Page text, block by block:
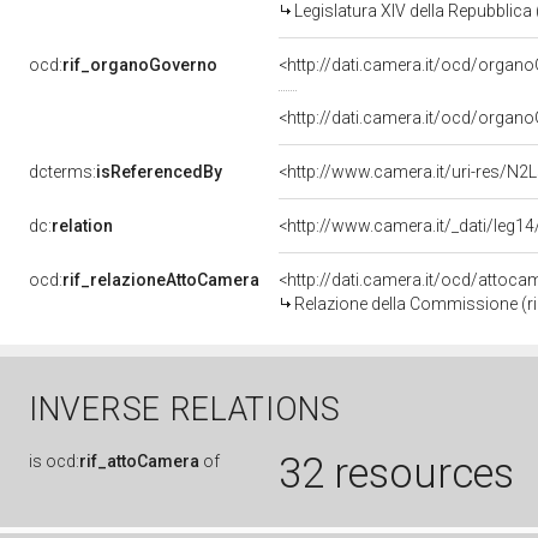
Legislatura XIV della
ocd:rif_organoGoverno <http://dati.camera.it/ocd/
<http://dati.camera.it/ocd/
dcterms:isReferencedBy <http://www.camera.it/uri-res/
dc:relation <http://www.camera.it/_dati/
ocd:rif_relazioneAttoCamera
<http://dati.camera.it/ocd/
Relazione della Commissione
INVERSE RELATIONS
is ocd:rif_attoCamera of 32 resources